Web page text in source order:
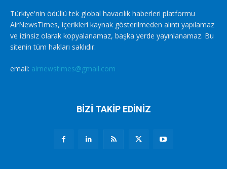
Türkiye'nin ödüllü tek global havacılık haberleri platformu
AirNewsTimes, içerikleri kaynak gösterilmeden alıntı yapılamaz
ve izinsiz olarak kopyalanamaz, başka yerde yayınlanamaz. Bu
sitenin tüm hakları saklıdır.
email: airnewstimes@gmail.com
BİZİ TAKİP EDİNİZ